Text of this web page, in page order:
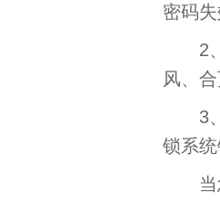
密码失
2、
风、合
3、
锁系统
当您